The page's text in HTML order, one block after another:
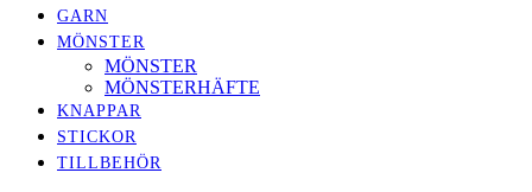
GARN
MÖNSTER
MÖNSTER
MÖNSTERHÄFTE
KNAPPAR
STICKOR
TILLBEHÖR